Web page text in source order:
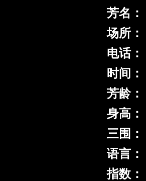
芳名：
场所：
电话：
时间：
芳龄：
身高：
三围：
语言：
指数：